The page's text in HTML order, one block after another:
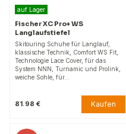
auf Lager
Fischer XC Pro+ WS
Langlaufstiefel
Skitouring Schuhe für Langlauf,
klassische Technik, Comfort WS Fit,
Technologie Lace Cover, für das
System NNN, Turnamic und Prolink,
weiche Sohle, für…
81.98 € Kaufen